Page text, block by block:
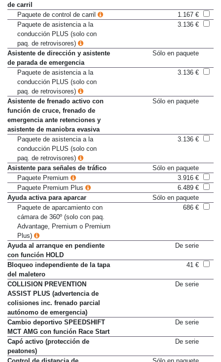
Asistente de cambio involuntario
de carril
Paquete de control de carril
1.167 €
Paquete de asistencia a la
conducción PLUS (solo con
paq. de retrovisores)
Asistente de dirección y asistente
de parada de emergencia
Paquete de asistencia a la
conducción PLUS (solo con
paq. de retrovisores)
Asistente de frenado activo con
función de cruce, frenado de
emergencia ante retenciones y
asistente de maniobra evasiva
Paquete de asistencia a la
conducción PLUS (solo con
paq. de retrovisores)
Asistente para señales de tráfico
Sólo en paquete
Paquete Premium
3.916 €
Paquete Premium Plus
6.489 €
Ayuda activa para aparcar
Sólo en paquete
Paquete de aparcamiento con
cámara de 360º (solo con paq.
Advantage, Premium o Premium
Plus)
Ayuda al arranque en pendiente
con función HOLD
Bloqueo independiente de la tapa
del maletero
COLLISION PREVENTION
ASSIST PLUS (advertencia de
colisiones inc. frenado parcial
autónomo de emergencia)
Cambio deportivo SPEEDSHIFT
MCT AMG con función Race Start
Capó activo (protección de
peatones)